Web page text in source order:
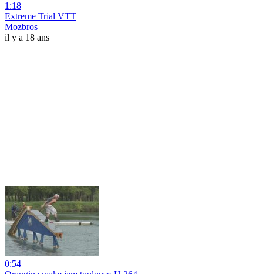
1:18
Extreme Trial VTT
Mozbros
il y a 18 ans
0:54